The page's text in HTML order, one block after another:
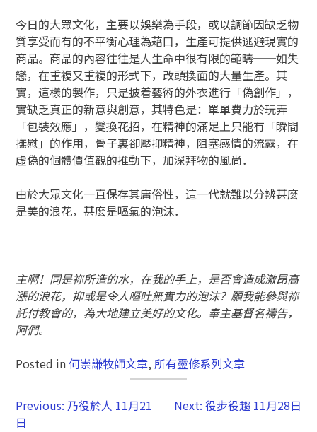
今日的大眾文化，主要以娛樂為手段，或以調節因缺乏物
質享受而有的不平衡心理為藉口，生產可提供逃避現實的
商品。商品的內容往往是人生命中很有限的範疇──如失
戀，在重複又重複的形式下，改頭換面的大量生產。其
實，這樣的製作，只是披着藝術的外衣進行「偽創作」，
實缺乏真正的新意與創意，其特色是：單單費力於玩弄
「包裝效應」，變換花招，在精神的滿足上只能有「瞬間
撫慰」的作用，骨子裏卻壓抑精神，阻塞感情的流露，在
虛偽的個體價值觀的推動下，加深拜物的風尚．
由於大眾文化一直保存其庸俗性，這一代就難以分辨甚麼
是美的浪花，甚麼是嘔氣的泡沫．
主啊！同是祢所造的水，在我的手上，是否會造成激昂高
漲的浪花，抑或是令人嘔吐無實力的泡沫？願我能參與祢
託付教會的，為大地建立美好的文化。奉主基督名禱告，
阿們。
Posted in 何崇謙牧師文章,所有靈修系列文章
Previous: 乃役於人 11月21
日
Next: 役步役趨 11月28日